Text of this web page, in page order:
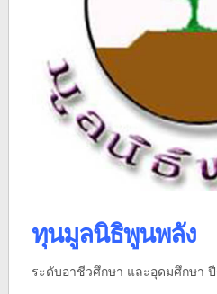
ทุนมูลนิธิพูนพลัง
ระดับอาชีวศึกษา และอุดมศึกษา